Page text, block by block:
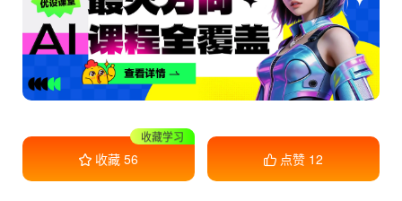
收藏 56
收藏学习
点赞 12